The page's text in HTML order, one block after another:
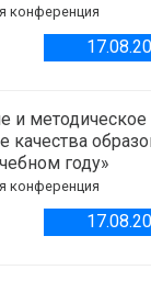
конференция
и методическое
качества
году»
конференция